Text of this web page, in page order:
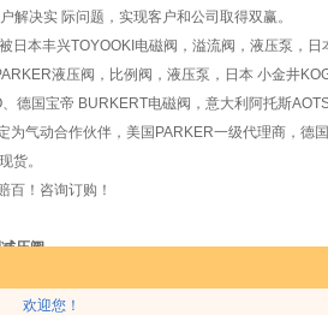
欢迎您！
解决实 际问题，实现客户和公司取得双赢。
日本丰兴TOYOOKI电磁阀，溢流阀，液压泵，
液压阀，比例阀，液压泵，日本 小金井
德国宝帝 BURKERT电磁阀，意大利阿托斯
为气动合作伙伴，美国PARKER一级代理商，德
货。
百！咨询订购！
压阀